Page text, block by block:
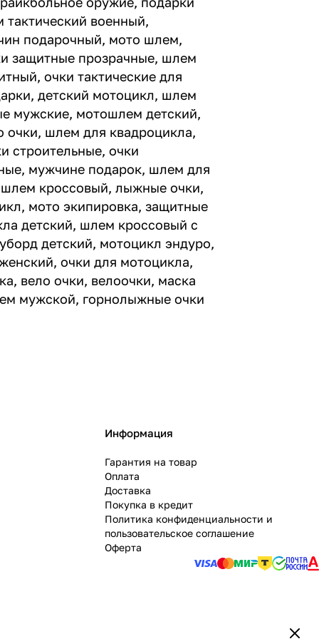
военный,
подарочный, мото шлем,
защитные прозрачные, шлем
очки тактические для
детский мотоцикл, шлем
мужские, мотошлем детский,
очки, шлем для квадроцикла,
строительные, очки
мужчине подарок, шлем для
кроссовый, лыжные очки,
мото экипировка, защитные
детский, шлем кроссовый с
детский, мотоцикл эндуро,
очки для мотоцикла,
вело очки, велоочки, маска
мужской, горнолыжные очки
Информация
Гарантия на товар
Оплата
Доставка
Покупка в кредит
Политика конфиденциальности и
пользовательское соглашение
Оферта